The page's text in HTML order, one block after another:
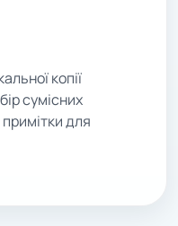
копії
сумісних
примітки для